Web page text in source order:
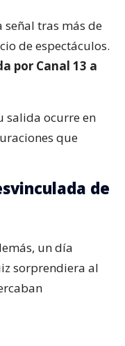
señal tras más de
de espectáculos.
por Canal 13 a
salida ocurre en
que
de
un día
sorprendiera al